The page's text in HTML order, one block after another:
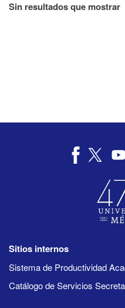
Sin resultados que mostrar
Sitios internos
Sistema de Productividad
Catálogo de Servicios